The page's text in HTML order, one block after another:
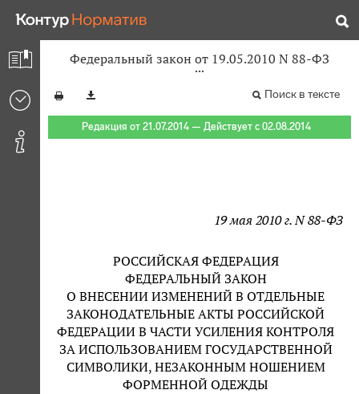
Федеральный закон от 19.05.2010 N 88-ФЗ
Поиск в тексте
Редакция от 21.07.2014 — Действует с 02.08.2014
19 мая 2010 г. N 88-ФЗ
РОССИЙСКАЯ ФЕДЕРАЦИЯ
ФЕДЕРАЛЬНЫЙ ЗАКОН
О ВНЕСЕНИИ ИЗМЕНЕНИЙ В ОТДЕЛЬНЫЕ
ЗАКОНОДАТЕЛЬНЫЕ АКТЫ РОССИЙСКОЙ
ФЕДЕРАЦИИ В ЧАСТИ УСИЛЕНИЯ КОНТРОЛЯ
ЗА ИСПОЛЬЗОВАНИЕМ ГОСУДАРСТВЕННОЙ
СИМВОЛИКИ, НЕЗАКОННЫМ НОШЕНИЕМ
ФОРМЕННОЙ ОДЕЖДЫ